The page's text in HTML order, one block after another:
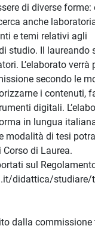
di diverse
anche
e temi relativi agli
studio. Il laureando
L’elaborato verrà
secondo le
i contenuti,
digitali.
in lungua
modalità di tesi
di Laurea.
sul
didattica/studiare/
dalla commissione